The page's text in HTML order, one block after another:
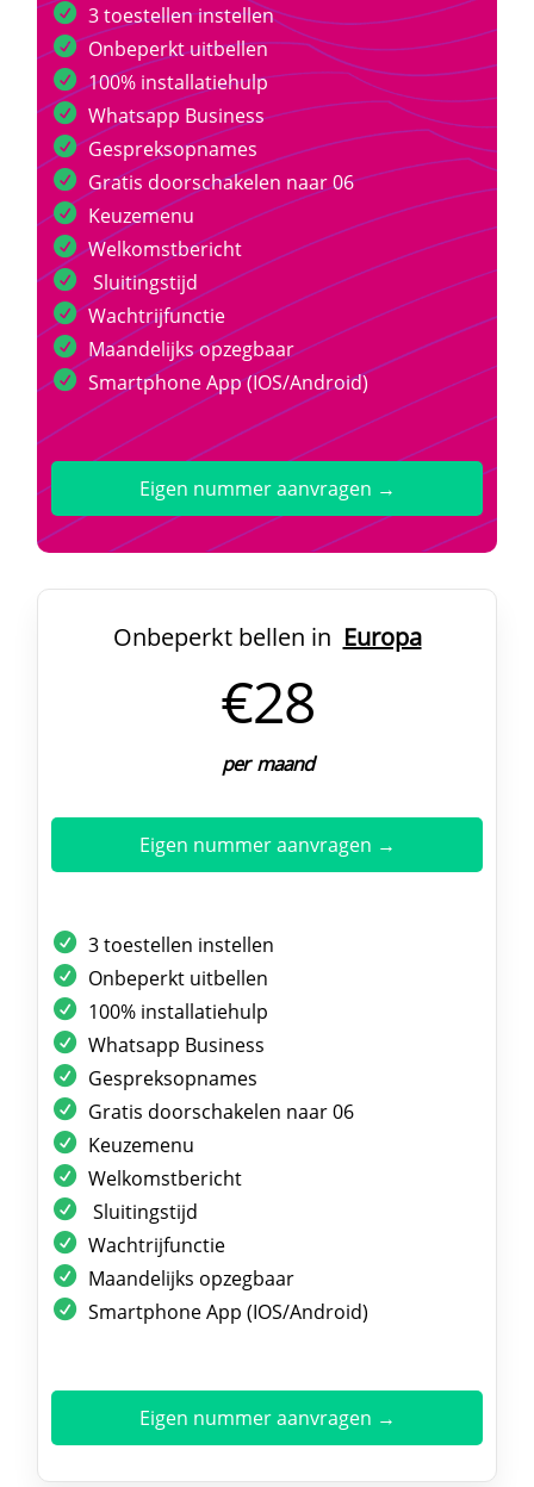
3 toestellen instellen
Onbeperkt uitbellen
100% installatiehulp
Whatsapp Business
Gespreksopnames
Gratis doorschakelen naar 06
Keuzemenu
Welkomstbericht
Sluitingstijd
Wachtrijfunctie
Maandelijks opzegbaar
Smartphone App (IOS/Android)
Eigen nummer aanvragen →
Onbeperkt bellen in Europa
€28
per maand
Eigen nummer aanvragen →
3 toestellen instellen
Onbeperkt uitbellen
100% installatiehulp
Whatsapp Business
Gespreksopnames
Gratis doorschakelen naar 06
Keuzemenu
Welkomstbericht
Sluitingstijd
Wachtrijfunctie
Maandelijks opzegbaar
Smartphone App (IOS/Android)
Eigen nummer aanvragen →